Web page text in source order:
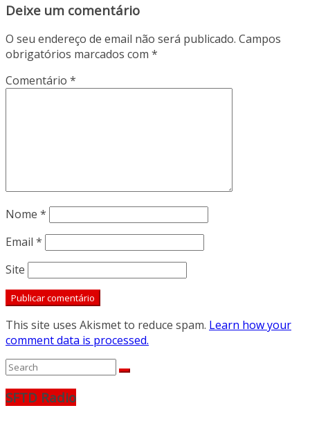
Deixe um comentário
O seu endereço de email não será publicado. Campos
obrigatórios marcados com *
Comentário *
Nome *
Email *
Site
This site uses Akismet to reduce spam. Learn how your
comment data is processed.
SFTD Radio